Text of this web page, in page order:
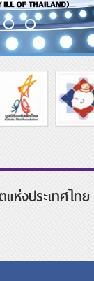
งประเทศไท